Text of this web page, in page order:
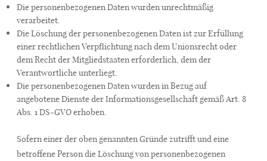
Die personenbezogenen Daten wurden unrechtmäßig
verarbeitet.
Die Löschung der personenbezogenen Daten ist zur Erfüllung
einer rechtlichen Verpflichtung nach dem Unionsrecht oder
dem Recht der Mitgliedstaaten erforderlich, dem der
Verantwortliche unterliegt.
Die personenbezogenen Daten wurden in Bezug auf
angebotene Dienste der Informationsgesellschaft gemäß Art. 8
Abs. 1 DS-GVO erhoben.
Sofern einer der oben genannten Gründe zutrifft und eine
betroffene Person die Löschung von personenbezogenen